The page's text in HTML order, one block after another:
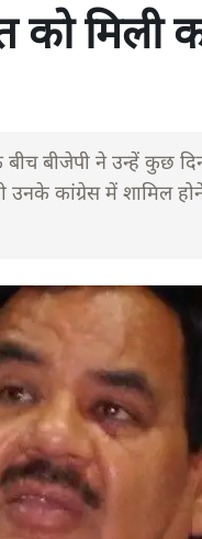
मिली
बीजेपी ने उन्हें कुछ
उनके कांग्रेस में शामिल